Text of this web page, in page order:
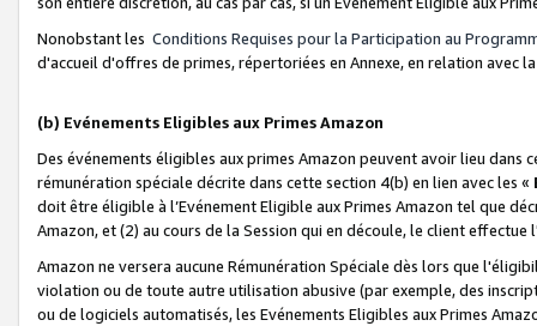
Nonobstant les Conditions Requises pour la Participation au
d'accueil d'offres de primes, répertoriées en Annexe, en relation avec
(b) Evénements Eligibles aux Primes Amazon
Des événements éligibles aux primes Amazon peuvent avoir lieu dans
rémunération spéciale décrite dans cette section 4(b) en lien avec les «
doit être éligible à l’Evénement Eligible aux Primes Amazon tel que
Amazon, et (2) au cours de la Session qui en découle, le client
Amazon ne versera aucune Rémunération Spéciale dès lors que
violation ou de toute autre utilisation abusive (par exemple, des
ou de logiciels automatisés, les Evénements Eligibles aux Primes